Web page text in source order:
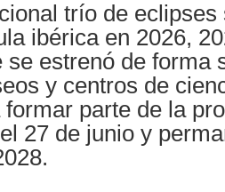
trío de
ibérica en 2026,
se estrenó de forma
y centros de
formar parte de la
27 de junio y